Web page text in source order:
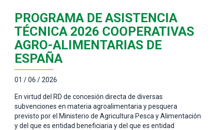
PROGRAMA DE ASISTENCIA
TÉCNICA 2026 COOPERATIVAS
AGRO-ALIMENTARIAS DE
ESPAÑA
01 / 06 / 2026
En virtud del RD de concesión directa de diversas
subvenciones en materia agroalimentaria y pesquera
previsto por el Ministerio de Agricultura Pesca y Alimentación
y del que es entidad beneficiaria y del que es entidad